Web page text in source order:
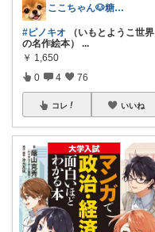
ここちゃん🐶糖代謝大事だよ 感謝💕
#ピノキオ （いもとようこ世界
の名作絵本）
...
￥ 1,650
0 4 76
コレ いいね